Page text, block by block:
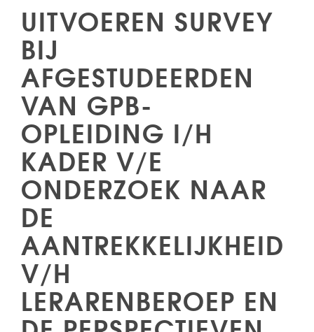
UITVOEREN SURVEY
BIJ
AFGESTUDEERDEN
VAN GPB-
OPLEIDING I/H
KADER V/E
ONDERZOEK NAAR
DE
AANTREKKELIJKHEID
V/H
LERARENBEROEP EN